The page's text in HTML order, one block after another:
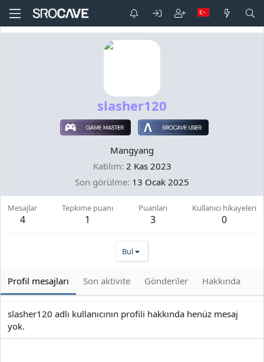
slasher120
Mangyang
Katılım 2 Kas 2023
Son görülme 13 Ocak 2025
Mesajlar
4
Tepkime puanı
1
Puanları
3
Kullanıcı hikayeleri
0
Bul
Profil mesajları Son aktivite Gönderiler Hakkında
slasher120 adlı kullanıcının profili hakkında henüz mesaj
yok.